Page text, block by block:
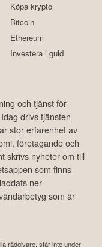
Köpa krypto
Bitcoin
Ethereum
Investera i guld
och tjänst för
drivs tjänsten
stor erfarenhet av
företagande och
skrivs nyheter om till
som finns
ner
som är
rådgivare, står inte under